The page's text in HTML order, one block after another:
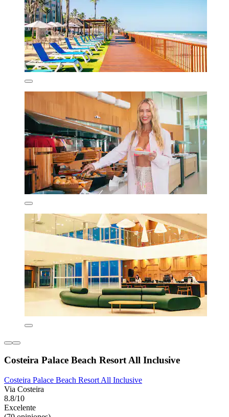
Costeira Palace Beach Resort All Inclusive
Costeira Palace Beach Resort All Inclusive
Via Costeira
8.8/10
Excelente